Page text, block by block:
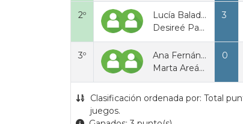
2º
Lucía Balado Ventureira
Desireé Paredes Miniño
3
3º
Ana Fernández Fernández
Marta Areán Barja
0
Clasificación ordenada por: Total
juegos.